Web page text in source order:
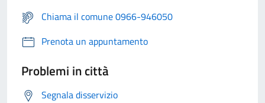
Chiama il comune 0966-946050
Prenota un appuntamento
Problemi in città
Segnala disservizio